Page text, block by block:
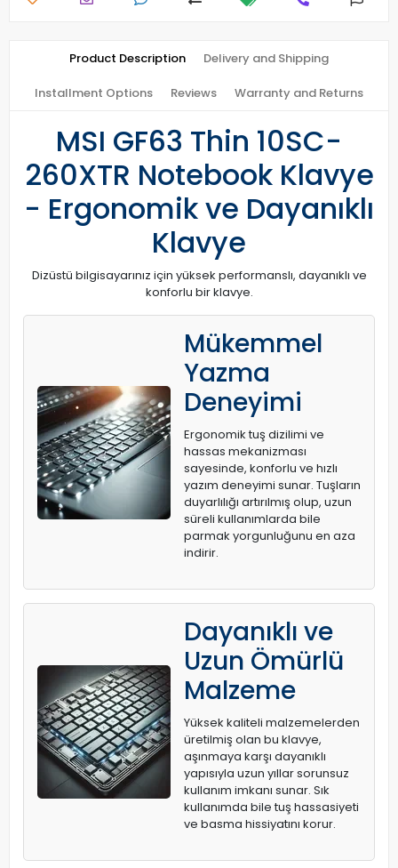
Product Description Delivery and Shipping
Installment Options Reviews Warranty and Returns
MSI GF63 Thin 10SC-
260XTR Notebook Klavye
- Ergonomik ve Dayanıklı
Klavye
Dizüstü bilgisayarınız için yüksek performanslı, dayanıklı ve
konforlu bir klavye.
Mükemmel
Yazma
Deneyimi
Ergonomik tuş dizilimi ve
hassas mekanizması
sayesinde, konforlu ve hızlı
yazım deneyimi sunar. Tuşların
duyarlılığı artırılmış olup, uzun
süreli kullanımlarda bile
parmak yorgunluğunu en aza
indirir.
Dayanıklı ve
Uzun Ömürlü
Malzeme
Yüksek kaliteli malzemelerden
üretilmiş olan bu klavye,
aşınmaya karşı dayanıklı
yapısıyla uzun yıllar sorunsuz
kullanım imkanı sunar. Sık
kullanımda bile tuş hassasiyeti
ve basma hissiyatını korur.